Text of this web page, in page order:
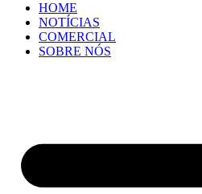
HOME
NOTÍCIAS
COMERCIAL
SOBRE NÓS